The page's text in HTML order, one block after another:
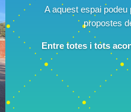
A aquest espai
propostes
Entre totes i tots